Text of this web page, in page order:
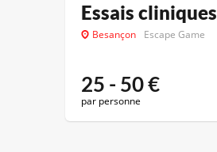
Essais cliniques
Besançon Escape Game
25 - 50€
par personne